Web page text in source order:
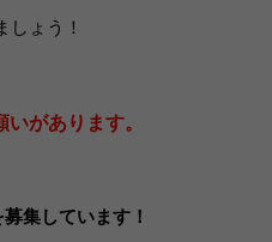
ょう！
があります。
集しています！